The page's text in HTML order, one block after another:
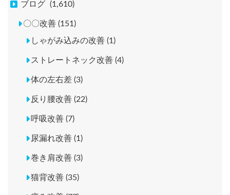
ブログ (1,610)
〇〇改善 (151)
しゃがみ込みの改善 (1)
ストレートネック改善 (4)
体の左右差 (3)
反り腰改善 (22)
呼吸改善 (7)
尿漏れ改善 (1)
巻き肩改善 (3)
猫背改善 (35)